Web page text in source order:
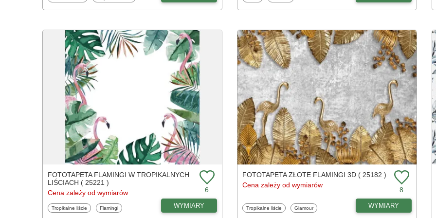
FOTOTAPETA FLAMINGI W TROPIKALNYCH
LIŚCIACH ( 25221 )
Cena zależy od wymiarów
6
Fototapety
Tropikalne liście Fototapety
Flamingi WYMIARY
FOTOTAPETA ZŁOTE FLAMINGI 3D ( 25182 )
Cena zależy od wymiarów
8
Fototapety
Tropikalne liście Fototapety
Glamour WYMIARY